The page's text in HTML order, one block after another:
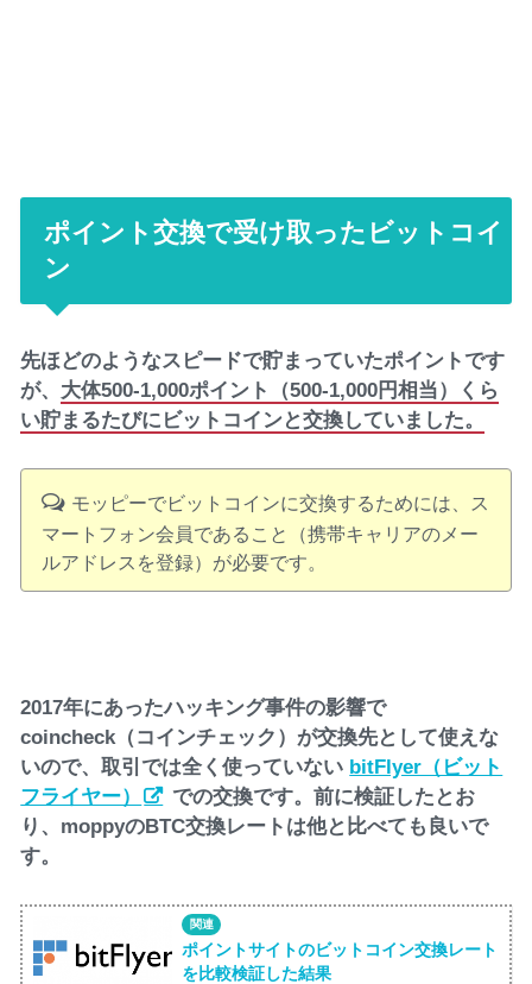
ポイント交換で受け取ったビットコイ
ン
先ほどのようなスピードで貯まっていたポイントです
が、 大体500-1,000ポイント（500-1,000円相当）くら
い貯まるたびにビットコインと交換していました。
モッピーでビットコインに交換するためには、ス
マートフォン会員であること（携帯キャリアのメー
ルアドレスを登録）が必要です。
2017年にあったハッキング事件の影響で
coincheck（コインチェック）が交換先として使えな
いので、取引では全く使っていない bitFlyer（ビット
フライヤー）
での交換です。前に検証したとお
り、moppyのBTC交換レートは他と比べても良いで
す。
ポイントサイトのビットコイン交換レート
を比較検証した結果